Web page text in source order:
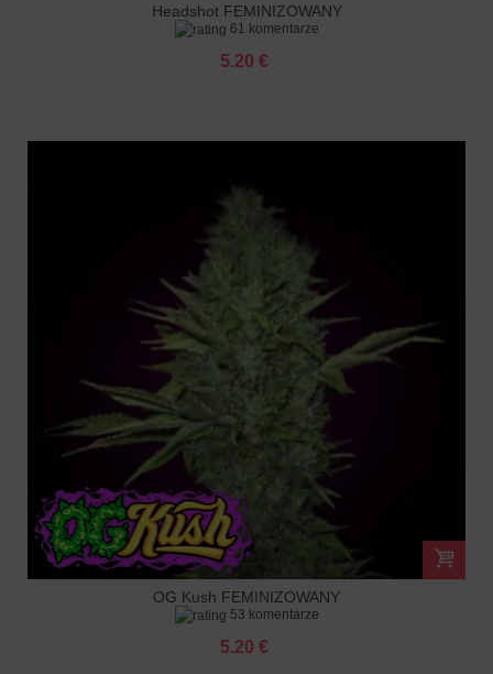
Headshot FEMINIZOWANY
61 komentarze
5.20 €
OG Kush FEMINIZOWANY
53 komentarze
5.20 €